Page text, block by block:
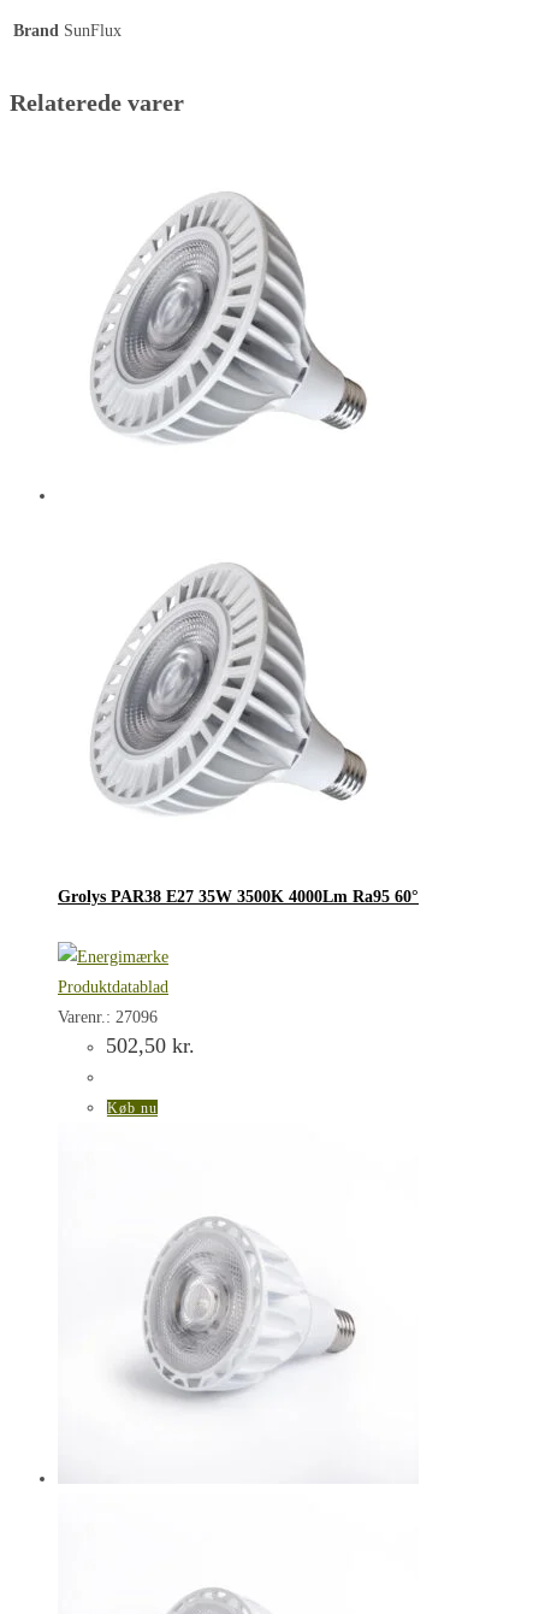
Brand SunFlux
Relaterede varer
Grolys PAR38 E27 35W 3500K 4000Lm Ra95 60°
Produktdatablad
Varenr.: 27096
502,50 kr.
Køb nu